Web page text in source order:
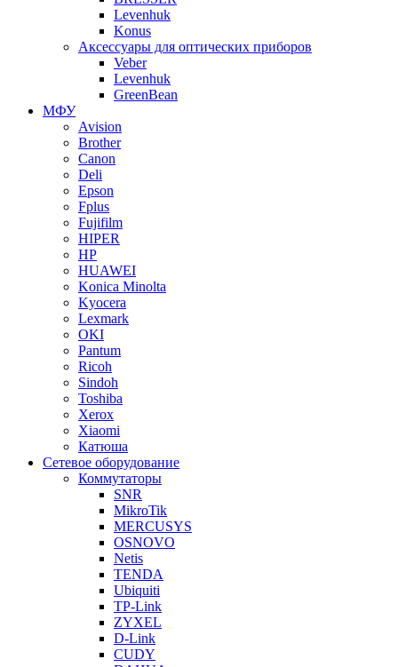
Levenhuk
Konus
Аксессуары для оптических приборов
Veber
Levenhuk
GreenBean
МФУ
Avision
Brother
Canon
Deli
Epson
Fplus
Fujifilm
HIPER
HP
HUAWEI
Konica Minolta
Kyocera
Lexmark
OKI
Pantum
Ricoh
Sindoh
Toshiba
Xerox
Xiaomi
Катюша
Сетевое оборудование
Коммутаторы
SNR
MikroTik
MERCUSYS
OSNOVO
Netis
TENDA
Ubiquiti
TP-Link
ZYXEL
D-Link
CUDY